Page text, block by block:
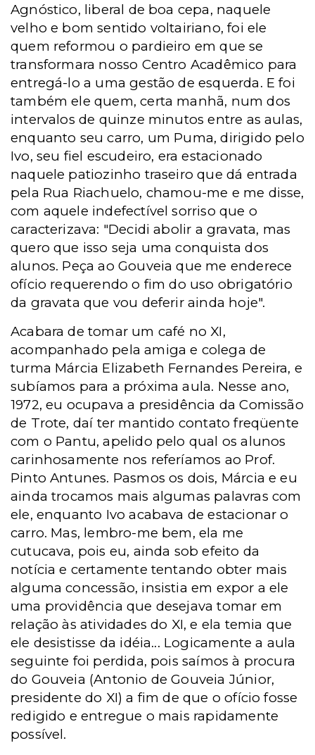
Agnóstico, liberal de boa cepa, naquele
velho e bom sentido voltairiano, foi ele
quem reformou o pardieiro em que se
transformara nosso Centro Acadêmico para
entregá-lo a uma gestão de esquerda. E foi
também ele quem, certa manhã, num dos
intervalos de quinze minutos entre as aulas,
enquanto seu carro, um Puma, dirigido pelo
Ivo, seu fiel escudeiro, era estacionado
naquele patiozinho traseiro que dá entrada
pela Rua Riachuelo, chamou-me e me disse,
com aquele indefectível sorriso que o
caracterizava: "Decidi abolir a gravata, mas
quero que isso seja uma conquista dos
alunos. Peça ao Gouveia que me enderece
ofício requerendo o fim do uso obrigatório
da gravata que vou deferir ainda hoje".
Acabara de tomar um café no XI,
acompanhado pela amiga e colega de
turma Márcia Elizabeth Fernandes Pereira, e
subíamos para a próxima aula. Nesse ano,
1972, eu ocupava a presidência da Comissão
de Trote, daí ter mantido contato freqüente
com o Pantu, apelido pelo qual os alunos
carinhosamente nos referíamos ao Prof.
Pinto Antunes. Pasmos os dois, Márcia e eu
ainda trocamos mais algumas palavras com
ele, enquanto Ivo acabava de estacionar o
carro. Mas, lembro-me bem, ela me
cutucava, pois eu, ainda sob efeito da
notícia e certamente tentando obter mais
alguma concessão, insistia em expor a ele
uma providência que desejava tomar em
relação às atividades do XI, e ela temia que
ele desistisse da idéia... Logicamente a aula
seguinte foi perdida, pois saímos à procura
do Gouveia (Antonio de Gouveia Júnior,
presidente do XI) a fim de que o ofício fosse
redigido e entregue o mais rapidamente
possível.